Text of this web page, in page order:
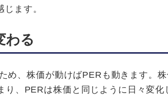
ます。
わる
、株価が動けばPERも動きます。
、PERは株価と同じように日々変化